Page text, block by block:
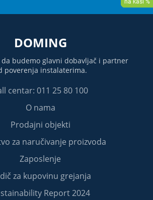
DOMING
da budemo glavni dobavljač i partner
poverenja instalaterima.
centar: 011 25 80 100
O nama
Prodajni objekti
za naručivanje proizvoda
Zaposlenje
za kupovinu grejanja
Report 2024